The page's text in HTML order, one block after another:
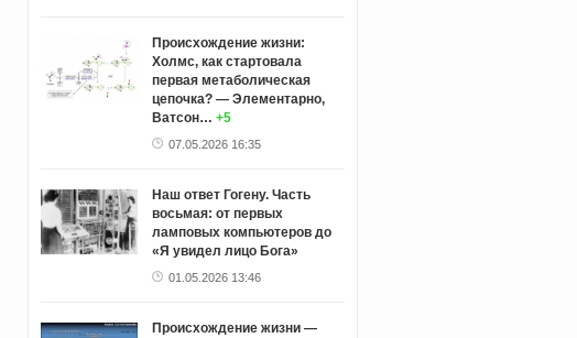
Происхождение жизни:
Холмс, как стартовала
первая метаболическая
цепочка? — Элементарно,
Ватсон… +5
07.05.2026 16:35
Наш ответ Гогену. Часть
восьмая: от первых
ламповых компьютеров до
«Я увидел лицо Бога»
01.05.2026 13:46
Происхождение жизни —